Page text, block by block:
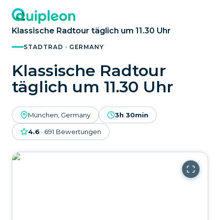
Klassische Radtour täglich um 11.30 Uhr
STADTRAD · GERMANY
Klassische Radtour
täglich um 11.30 Uhr
München, Germany 3h 30min
4.6 · 691 Bewertungen